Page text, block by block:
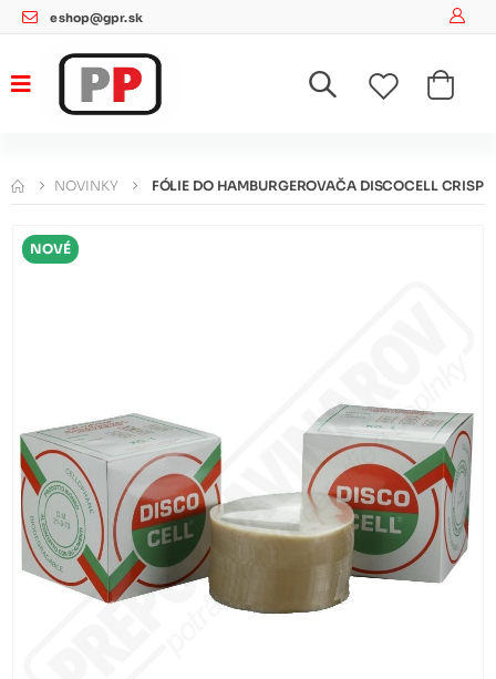
eshop@gpr.sk
NOVINKY FÓLIE DO HAMBURGEROVAČA DISCOCELL CRISP
NOVÉ